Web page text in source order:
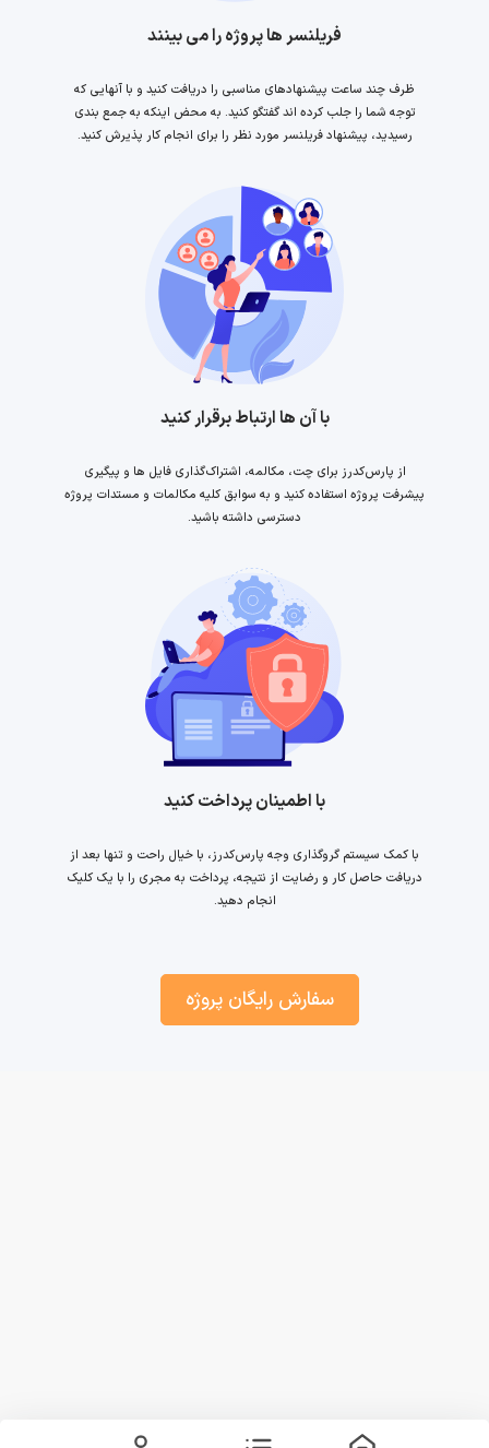
فریلنسر ها پروژه را می بینند
ظرف چند ساعت پیشنهادهای مناسبی را دریافت کنید و با آنهایی که
توجه شما را جلب کرده اند گفتگو کنید. به محض اینکه به جمع بندی
رسیدید، پیشنهاد فریلنسر مورد نظر را برای انجام کار پذیرش کنید.
با آن ها ارتباط برقرار کنید
از پارس‌کدرز برای چت، مکالمه، اشتراک‌گذاری فایل ها و پیگیری
پیشرفت پروژه استفاده کنید و به سوابق کلیه مکالمات و مستدات پروژه
دسترسی داشته باشید.
با اطمینان پرداخت کنید
با کمک سیستم گروگذاری وجه پارس‌کدرز، با خیال راحت و تنها بعد از
دریافت حاصل کار و رضایت از نتیجه، پرداخت به مجری را با یک کلیک
انجام دهید.
سفارش رایگان پروژه